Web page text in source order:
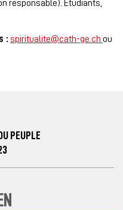
responsable). Étudiants,
: spiritualite@cath-ge.ch ou
PEUPLE